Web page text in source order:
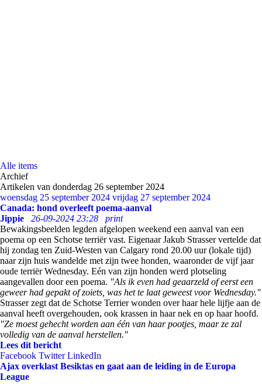
Alle items
Archief
Artikelen van donderdag 26 september 2024
woensdag 25 september 2024 vrijdag 27 september 2024
Canada: hond overleeft poema-aanval
Jippie
26-09-2024 23:28
print
Bewakingsbeelden legden afgelopen weekend een aanval van een
poema op een Schotse terriër vast. Eigenaar Jakub Strasser vertelde dat
hij zondag ten Zuid-Westen van Calgary rond 20.00 uur (lokale tijd)
naar zijn huis wandelde met zijn twee honden, waaronder de vijf jaar
oude terriër Wednesday. Eén van zijn honden werd plotseling
aangevallen door een poema. "Als ik even had geaarzeld of eerst een
geweer had gepakt of zoiets, was het te laat geweest voor Wednesday."
Strasser zegt dat de Schotse Terrier wonden over haar hele lijfje aan de
aanval heeft overgehouden, ook krassen in haar nek en op haar hoofd.
"Ze moest gehecht worden aan één van haar pootjes, maar ze zal
volledig van de aanval herstellen."
Lees dit bericht
Facebook Twitter LinkedIn
Ajax overklast Besiktas en gaat aan de leiding in de Europa
League